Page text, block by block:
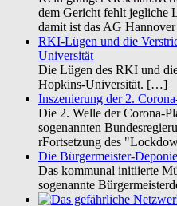
dem Gericht fehlt jegliche
damit ist das AG
RKI-Lügen und die
Universität
Die Lügen des RKI und
Hopkins-Universität. […]
Inszenierung der 2.
Die 2. Welle der Corona-
sogenannten
rFortsetzung des
Die Bürgermeister-
Das kommunal initiierte
sogenannte